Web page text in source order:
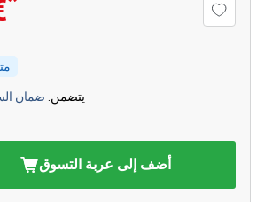
يتضمن. ضمان
أضف إلى عربة التسوق